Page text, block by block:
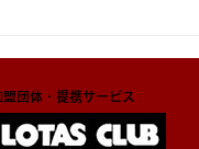
盟団体・提携サービス